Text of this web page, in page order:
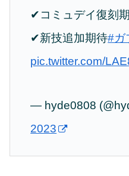
✔︎コミュデイ復刻
✔︎新技追加期待#ガ
pic.twitter.com/
— hyde0808
2023